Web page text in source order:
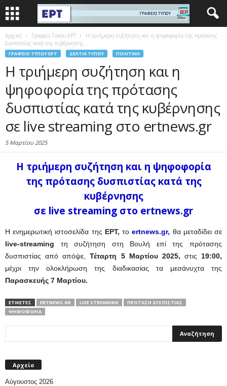
Αρχική Γραφείο Τύπου ΕΡΤ
Η τριήμερη συζήτηση και η ψηφοφορία της πρότασης
δυσπιστίας κατά της κυβέρνησης...
ΓΡΑΦΕΊΟ ΤΎΠΟΥ ΕΡΤ ΔΕΛΤΊΑ ΤΎΠΟΥ ΠΟΛΙΤΙΚΉ
Η τριήμερη συζήτηση και η
ψηφοφορία της πρότασης
δυσπιστίας κατά της κυβέρνησης
σε live streaming στο ertnews.gr
5 Μαρτίου 2025
Η τριήμερη συζήτηση και η ψηφοφορία
της πρότασης δυσπιστίας κατά της
κυβέρνησης
σε live streaming στο ertnews.gr
Η ενημερωτική ιστοσελίδα της ΕΡΤ, τοertnews.gr, θα μεταδίδει σε
live-streaming τη συζήτηση στη Βουλή επί της πρότασης
δυσπιστίας από απόψε,Τέταρτη 5 Μαρτίου 2025, στις 19:00,
μέχρι την ολοκλήρωση της διαδικασίας τα μεσάνυχτα της
Παρασκευής 7 Μαρτίου.
ΕΤΙΚΕΤΕΣ ERTNEWS.GR LIVE STREAMING
ΠΡΌΤΑΣΗ ΔΥΣΠΙΣΤΊΑΣ
ΨΗΦΟΦΟΡΙΑ
Αρχείο
Αύγουστος 2026